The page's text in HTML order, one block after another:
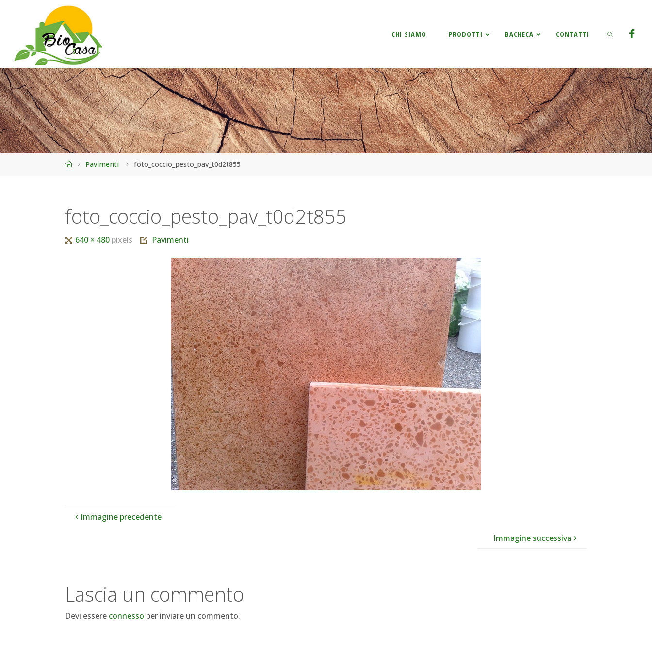
contenuto
CHI SIAMO PRODOTTI BACHECA CONTATTI Ricerca
HomePavimenti foto_coccio_pesto_pav_t0d2t855
foto_coccio_pesto_pav_t0d2t855
Tutta640 × 480 pixels Pavimenti
Immagine precedente
Immagine successiva
Lascia un commento
Devi essere connesso per inviare un commento.